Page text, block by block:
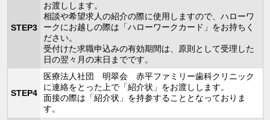
STEP3
お渡しします。
相談や希望求人の紹介の際に使用しますので、ハローワ
ークにお越しの際は「ハローワークカード」をお持ちく
ださい。
受付けた求職申込みの有効期間は、原則として受理した
日の翌々月の末日までです。
STEP4
医療法人社団 明翠会 赤平ファミリー歯科クリニック
に連絡をとった上で「紹介状」をお渡しします。
面接の際は「紹介状」を持参することとなっておりま
す。